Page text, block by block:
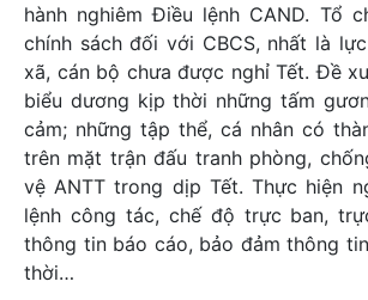
hành nghiêm Điều lệnh CAND. Tổ
chính sách đối với CBCS, nhất là
xã, cán bộ chưa được nghỉ Tết. Đề
biểu dương kịp thời những tấm
cảm; những tập thể, cá nhân có
trên mặt trận đấu tranh phòng,
vệ ANTT trong dịp Tết. Thực hiện
lệnh công tác, chế độ trực ban,
thông tin báo cáo, bảo đảm thông
thời…